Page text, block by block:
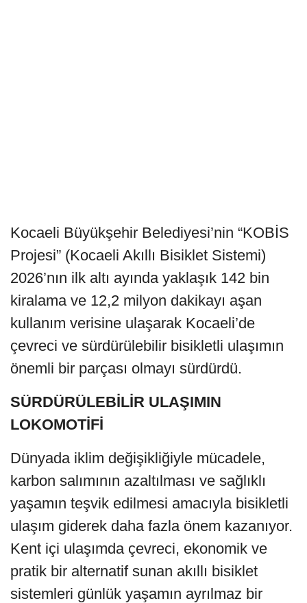
Kocaeli Büyükşehir Belediyesi’nin “KOBİS
Projesi” (Kocaeli Akıllı Bisiklet Sistemi)
2026’nın ilk altı ayında yaklaşık 142 bin
kiralama ve 12,2 milyon dakikayı aşan
kullanım verisine ulaşarak Kocaeli’de
çevreci ve sürdürülebilir bisikletli ulaşımın
önemli bir parçası olmayı sürdürdü.
SÜRDÜRÜLEBİLİR ULAŞIMIN
LOKOMOTİFİ
Dünyada iklim değişikliğiyle mücadele,
karbon salımının azaltılması ve sağlıklı
yaşamın teşvik edilmesi amacıyla bisikletli
ulaşım giderek daha fazla önem kazanıyor.
Kent içi ulaşımda çevreci, ekonomik ve
pratik bir alternatif sunan akıllı bisiklet
sistemleri günlük yaşamın ayrılmaz bir